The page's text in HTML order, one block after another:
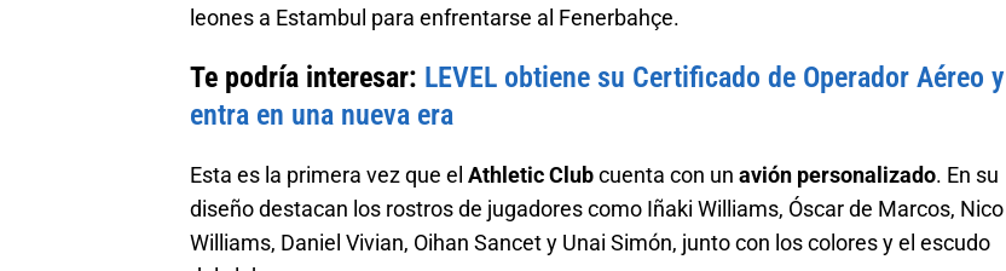
leones a Estambul para enfrentarse al Fenerbahçe.
Te podría interesar: LEVEL obtiene su Certificado de Operador Aéreo y
entra en una nueva era
Esta es la primera vez que el Athletic Clubcuenta con un avión personalizado. En su
diseño destacan los rostros de jugadores como Iñaki Williams, Óscar de Marcos, Nico
Williams, Daniel Vivian, Oihan Sancet y Unai Simón, junto con los colores y el escudo